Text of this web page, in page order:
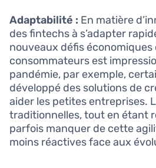
Adaptabilité : En matière
des fintechs à s’adapter
nouveaux défis
consommateurs est
pandémie, par exemple,
développé des solutions de
aider les petites entreprises.
traditionnelles, tout en étant
parfois manquer de cette
moins réactives face aux